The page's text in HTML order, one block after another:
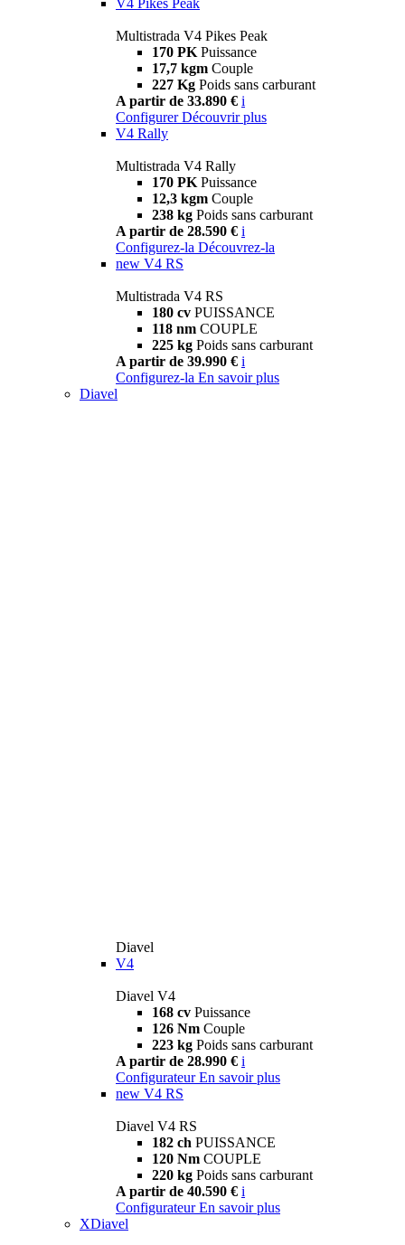
Multistrada V4 Pikes Peak
170 PK Puissance
17,7 kgm Couple
227 Kg Poids sans carburant
A partir de 33.890 € i
Configurer Découvrir plus
V4 Rally
Multistrada V4 Rally
170 PK Puissance
12,3 kgm Couple
238 kg Poids sans carburant
A partir de 28.590 € i
Configurez-la Découvrez-la
new V4 RS
Multistrada V4 RS
180 cv PUISSANCE
118 nm COUPLE
225 kg Poids sans carburant
A partir de 39.990 € i
Configurez-la En savoir plus
Diavel
Diavel
V4
Diavel V4
168 cv Puissance
126 Nm Couple
223 kg Poids sans carburant
A partir de 28.990 € i
Configurateur En savoir plus
new V4 RS
Diavel V4 RS
182 ch PUISSANCE
120 Nm COUPLE
220 kg Poids sans carburant
A partir de 40.590 € i
Configurateur En savoir plus
XDiavel